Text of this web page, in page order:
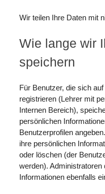
Wir teilen Ihre Daten mit
Wie lange wir
speichern
Für Benutzer, die sich
registrieren (Lehrer mit
Internen Bereich),
persönlichen
Benutzerprofilen
ihre persönlichen
oder löschen (der
werden).
Informationen ebenfalls